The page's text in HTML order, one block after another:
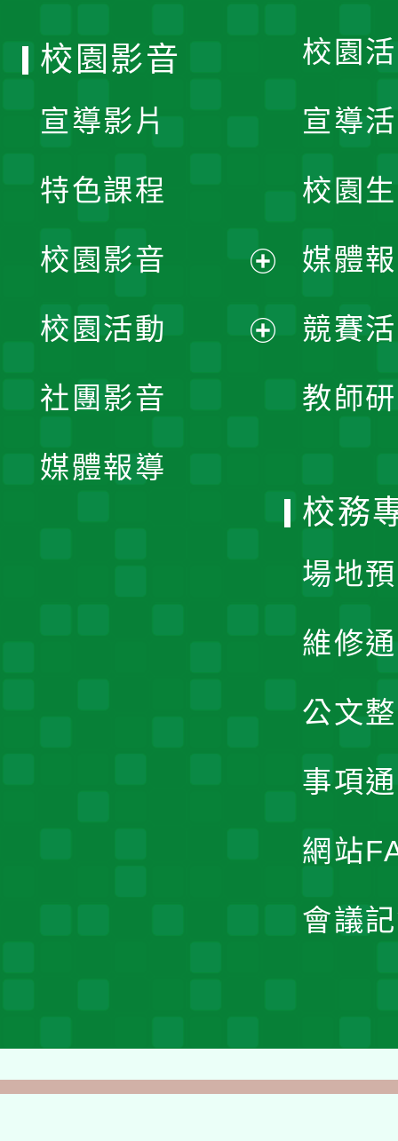
校園
宣導
校園
媒體
競賽
教師
校園影音
宣導影片
特色課程
校園影音
開
校園活動
社團影音
媒體報導
校務
場地
維修
公文
事項
網站
會議